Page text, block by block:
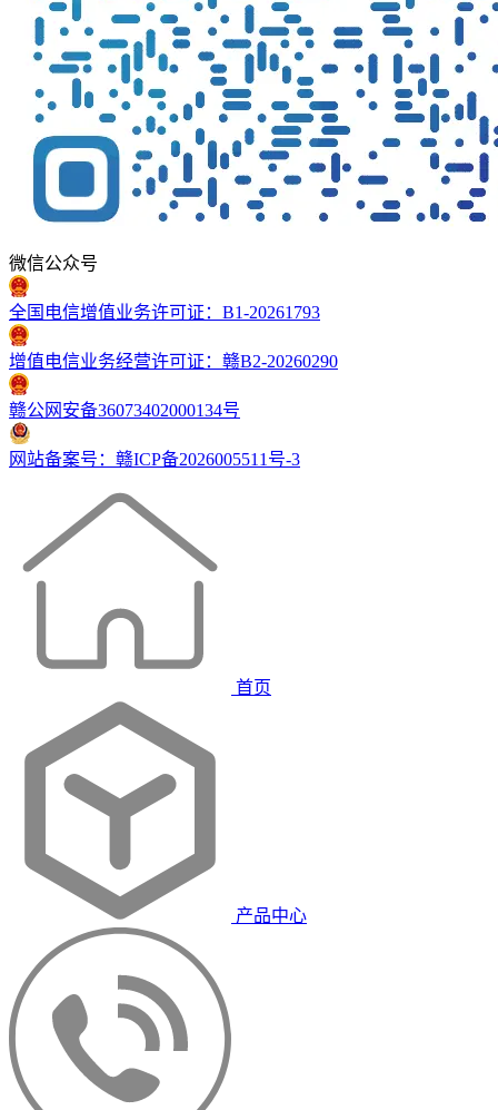
微信公众号
全国电信增值业务许可证：B1-20261793
增值电信业务经营许可证：赣B2-20260290
赣公网安备36073402000134号
网站备案号：赣ICP备2026005511号-3
首页
产品中心